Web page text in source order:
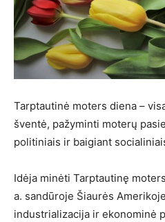
Tarptautinė moters diena –
šventė, pažyminti moterų
politiniais ir baigiant
Idėja minėti Tarptautinę
a. sandūroje Šiaurės
industrializacija ir ekonominė